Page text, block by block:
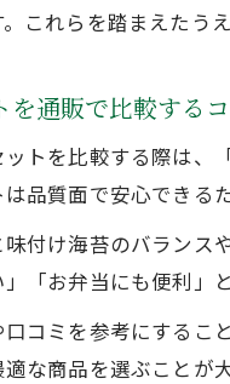
これらを踏まえたう
を通販で比較する
トを比較する際は、
品質面で安心できる
付け海苔のバランス
」「お弁当にも便利
コミを参考にするこ
な商品を選ぶことが大